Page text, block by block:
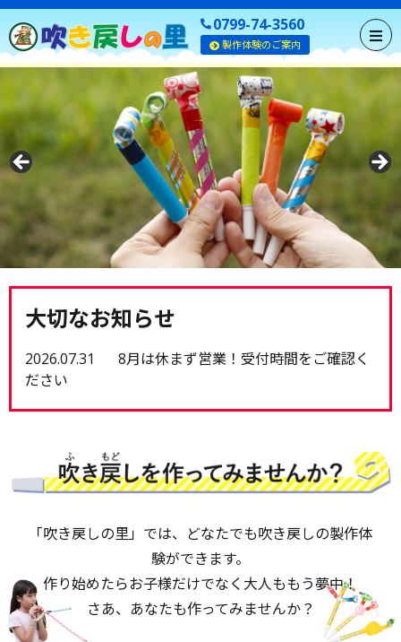
0799-74-3560
製作体験のご案内
大切なお知らせ
2026.07.31
8月は休まず営業！受付時間をご確認く
ださい
「吹き戻しの里」では、どなたでも吹き戻しの製作体
験ができます。
作り始めたらお子様だけでなく大人ももう夢中！
さあ、あなたも作ってみませんか？